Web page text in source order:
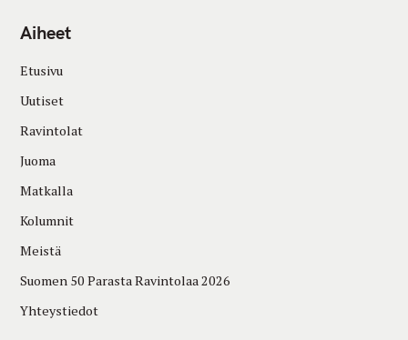
Aiheet
Etusivu
Uutiset
Ravintolat
Juoma
Matkalla
Kolumnit
Meistä
Suomen 50 Parasta Ravintolaa 2026
Yhteystiedot